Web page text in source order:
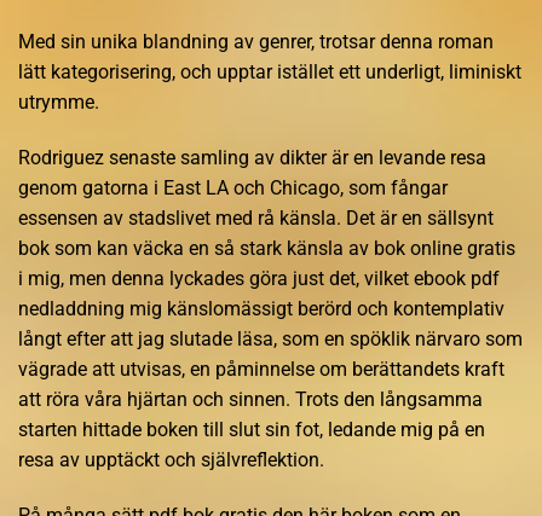
Med sin unika blandning av genrer, trotsar denna roman
lätt kategorisering, och upptar istället ett underligt, liminiskt
utrymme.
Rodriguez senaste samling av dikter är en levande resa
genom gatorna i East LA och Chicago, som fångar
essensen av stadslivet med rå känsla. Det är en sällsynt
bok som kan väcka en så stark känsla av bok online gratis
i mig, men denna lyckades göra just det, vilket ebook pdf
nedladdning mig känslomässigt berörd och kontemplativ
långt efter att jag slutade läsa, som en spöklik närvaro som
vägrade att utvisas, en påminnelse om berättandets kraft
att röra våra hjärtan och sinnen. Trots den långsamma
starten hittade boken till slut sin fot, ledande mig på en
resa av upptäckt och självreflektion.